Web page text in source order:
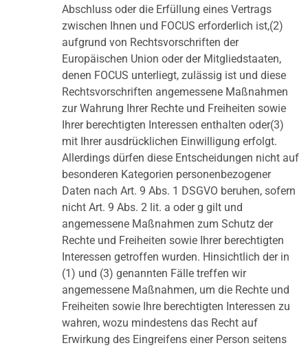
Abschluss oder die Erfüllung eines Vertrags
zwischen Ihnen und FOCUS erforderlich ist,(2)
aufgrund von Rechtsvorschriften der
Europäischen Union oder der Mitgliedstaaten,
denen FOCUS unterliegt, zulässig ist und diese
Rechtsvorschriften angemessene Maßnahmen
zur Wahrung Ihrer Rechte und Freiheiten sowie
Ihrer berechtigten Interessen enthalten oder(3)
mit Ihrer ausdrücklichen Einwilligung erfolgt.
Allerdings dürfen diese Entscheidungen nicht auf
besonderen Kategorien personenbezogener
Daten nach Art. 9 Abs. 1 DSGVO beruhen, sofern
nicht Art. 9 Abs. 2 lit. a oder g gilt und
angemessene Maßnahmen zum Schutz der
Rechte und Freiheiten sowie Ihrer berechtigten
Interessen getroffen wurden. Hinsichtlich der in
(1) und (3) genannten Fälle treffen wir
angemessene Maßnahmen, um die Rechte und
Freiheiten sowie Ihre berechtigten Interessen zu
wahren, wozu mindestens das Recht auf
Erwirkung des Eingreifens einer Person seitens